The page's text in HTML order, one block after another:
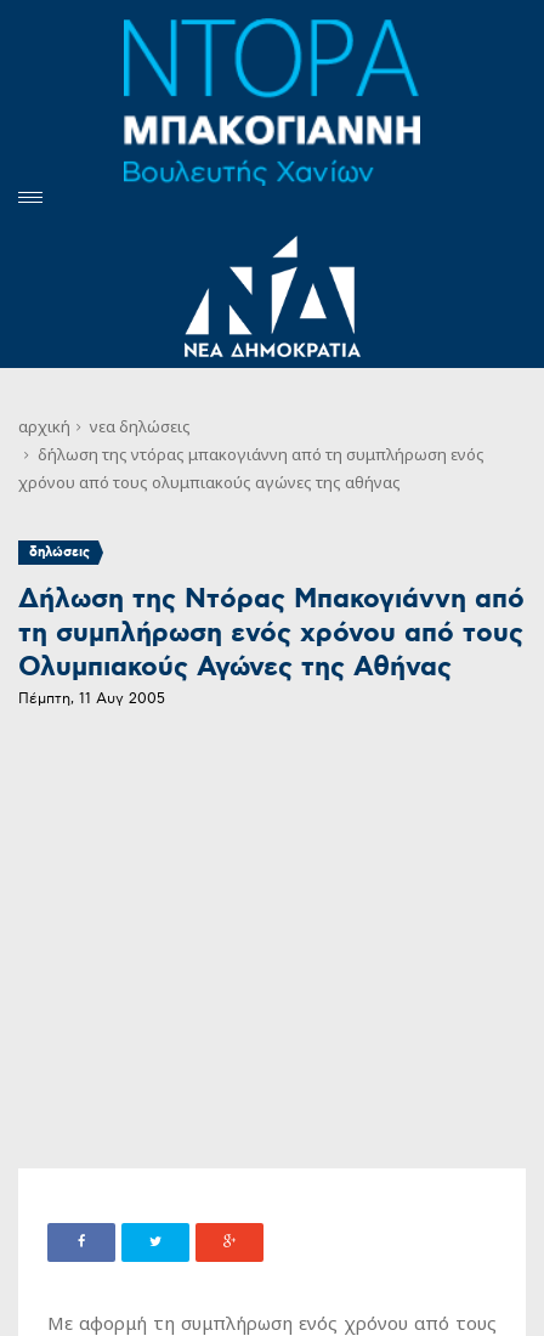
αρχική νεα δηλώσεις
δήλωση της ντόρας μπακογιάννη από τη συμπλήρωση ενός
χρόνου από τους ολυμπιακούς αγώνες της αθήνας
δηλώσεις
Δήλωση της Ντόρας Μπακογιάννη από
τη συμπλήρωση ενός χρόνου από τους
Ολυμπιακούς Αγώνες της Αθήνας
Πέμπτη, 11 Αυγ 2005
Με αφορμή τη συμπλήρωση ενός χρόνου από τους